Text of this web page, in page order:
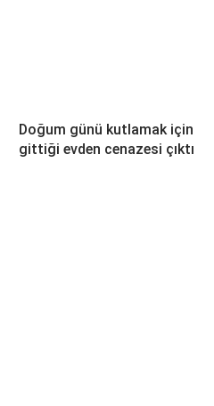
Doğum günü kutlamak için
gittiği evden cenazesi çıktı